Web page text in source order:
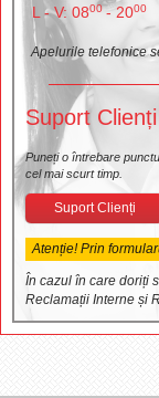
L - V: 0800- 2000
Apelurile telefonice
Suport Clienți
Puneți o întrebare
cel mai scurt timp.
Suport Clienți
Atenție! Prin
În cazul în care doriți
Reclamații Interne și